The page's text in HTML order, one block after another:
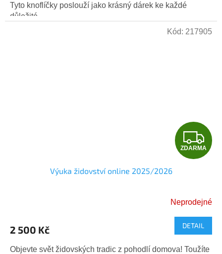
Tyto knoflíčky poslouží jako krásný dárek ke každé
důležité...
Z
D
R
M
A
ZDARMA
Výuka židovství online 2025/2026
Neprodejné
2 500 Kč DETAIL
Objevte svět židovských tradic z pohodlí domova! Toužíte
Kód: 217905